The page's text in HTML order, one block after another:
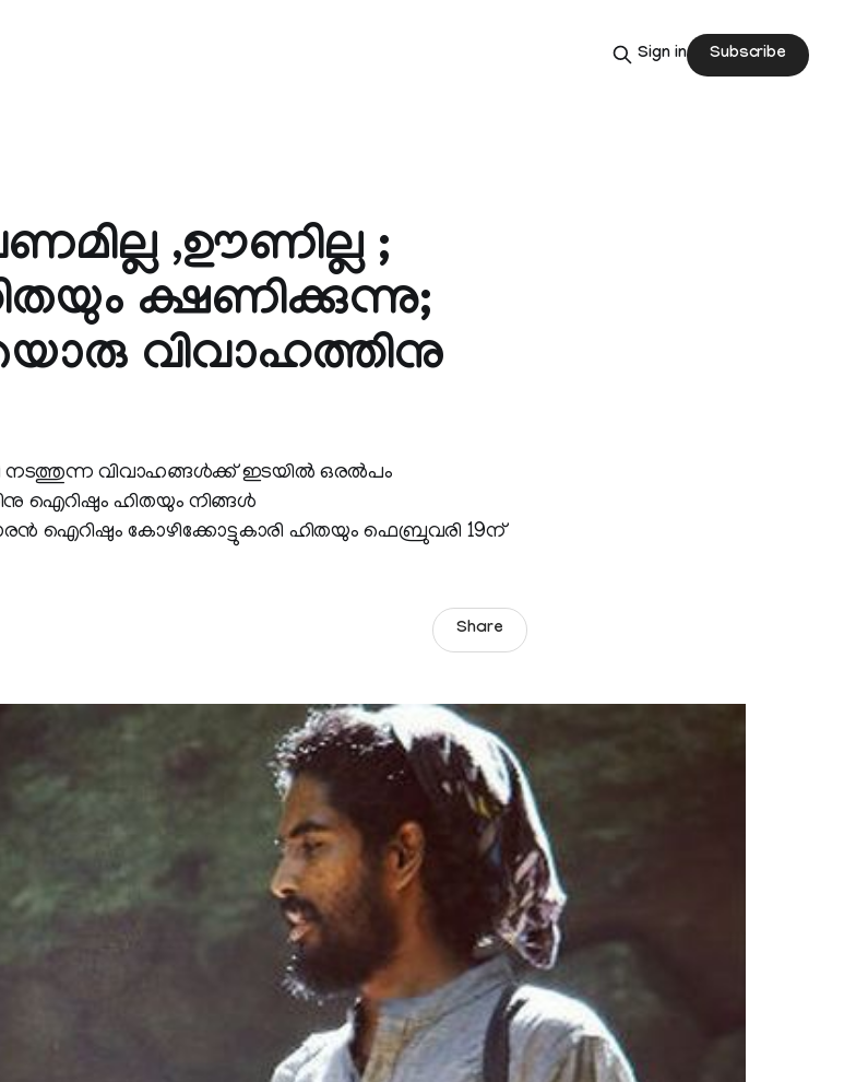
Sign in Subscribe
,ഊണില്ല ;
ക്ഷണിക്കുന്നു;
വിവാഹത്തിനു
നടത്തുന്ന വിവാഹങ്ങള്‍ക്ക് ഇടയില്‍ ഒരല്‍പം
ഐറിഷും ഹിതയും നിങ്ങള്‍
ഐറിഷും കോഴിക്കോട്ടുകാരി ഹിതയും ഫെബ്രുവരി 19ന്
Share